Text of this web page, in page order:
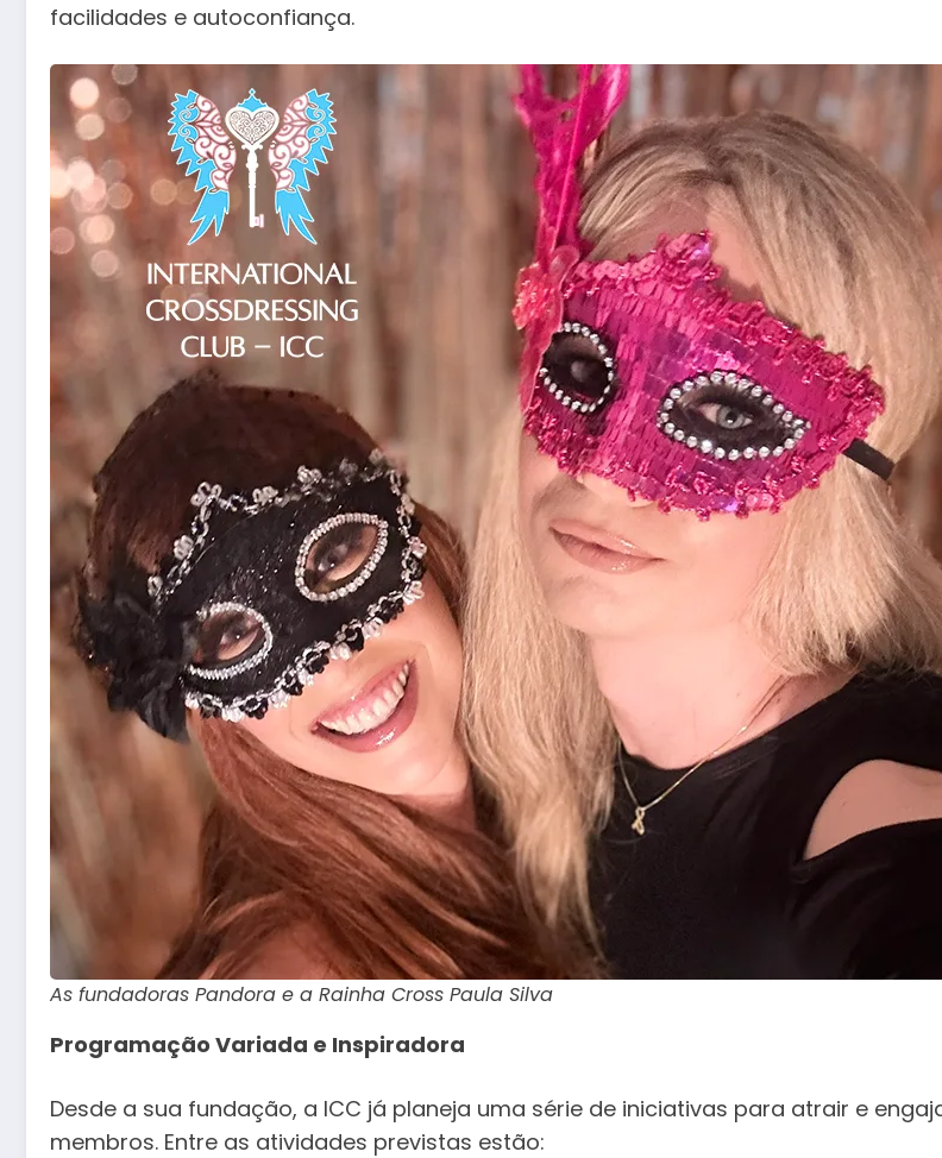
facilidades e autoconfiança.
As fundadoras Pandora e a Rainha Cross Paula Silva
Programação Variada e Inspiradora
Desde a sua fundação, a ICC já planeja uma série de iniciativas para atrair e
membros. Entre as atividades previstas estão: